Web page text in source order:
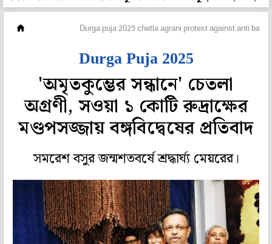
Durga puja 2025 chetla agrani protest against anti
Durga Puja 2025
'অমৃতকুম্ভের সন্ধানে' চেতলা
অগ্রণী, সওয়া ১ কোটি রুদ্রাক্ষের
মণ্ডপসজ্জায় বঙ্গবিদ্বেষের প্রতিবাদ
সমরেশ বসুর জন্মশতবর্ষে শ্রদ্ধার্ঘ্য মেয়রের।